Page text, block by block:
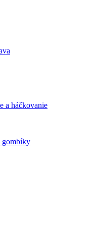
a háčkovanie
gombíky